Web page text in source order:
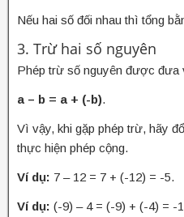
Nếu hai số đối nhau thì tổng
3. Trừ hai số nguyên
Phép trừ số nguyên được đưa
a – b = a + (-b).
Vì vậy, khi gặp phép trừ, hãy
thực hiện phép cộng.
Ví dụ: 7 – 12 = 7 + (-12) = -5.
Ví dụ: (-9) – 4 = (-9) + (-4) = -